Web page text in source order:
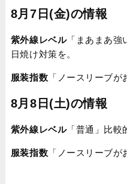
8月7日(金)の情報
紫外線レベル「まあまあ強
日焼け対策を。
服装指数 「ノースリーブが
8月8日(土)の情報
紫外線レベル「普通」比較
服装指数 「ノースリーブが